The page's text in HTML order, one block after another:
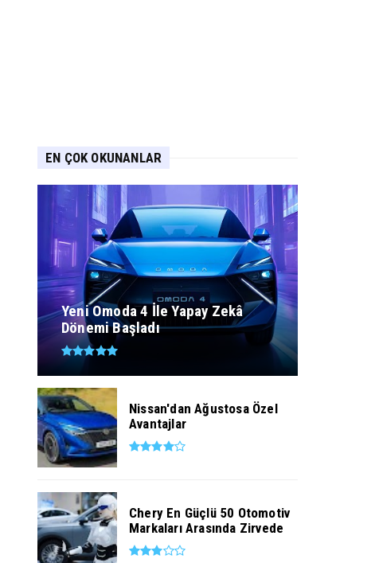
EN ÇOK OKUNANLAR
Yeni Omoda 4 İle Yapay Zekâ
Dönemi Başladı
Nissan'dan Ağustosa Özel
Avantajlar
Chery En Güçlü 50 Otomotiv
Markaları Arasında Zirvede